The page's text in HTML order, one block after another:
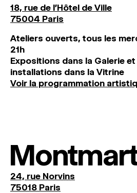
18, rue de l'Hôtel de Ville
75004 Paris
Ateliers ouverts, tous les
21h
Expositions dans la Galerie
installations dans la Vitrine
Voir la programmation
24, rue Norvins
75018 Paris